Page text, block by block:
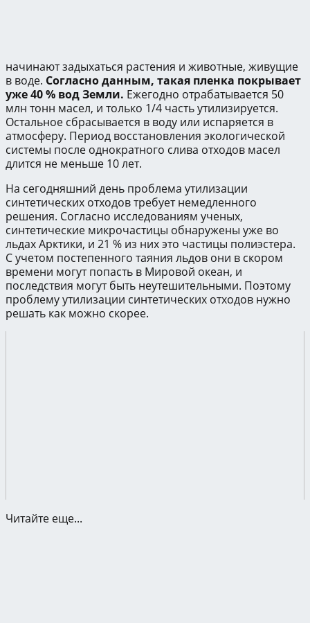
начинают задыхаться растения и животные, живущие
в воде. Согласно данным, такая пленка покрывает
уже 40 % вод Земли. Ежегодно отрабатывается 50
млн тонн масел, и только 1/4 часть утилизируется.
Остальное сбрасывается в воду или испаряется в
атмосферу. Период восстановления экологической
системы после однократного слива отходов масел
длится не меньше 10 лет.
На сегодняшний день проблема утилизации
синтетических отходов требует немедленного
решения. Согласно исследованиям ученых,
синтетические микрочастицы обнаружены уже во
льдах Арктики, и 21 % из них это частицы полиэстера.
С учетом постепенного таяния льдов они в скором
времени могут попасть в Мировой океан, и
последствия могут быть неутешительными. Поэтому
проблему утилизации синтетических отходов нужно
решать как можно скорее.
Читайте еще...